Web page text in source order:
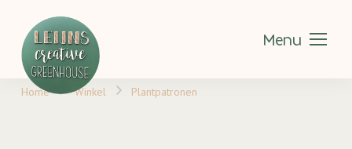
Menu
Home Winkel Plantpatronen